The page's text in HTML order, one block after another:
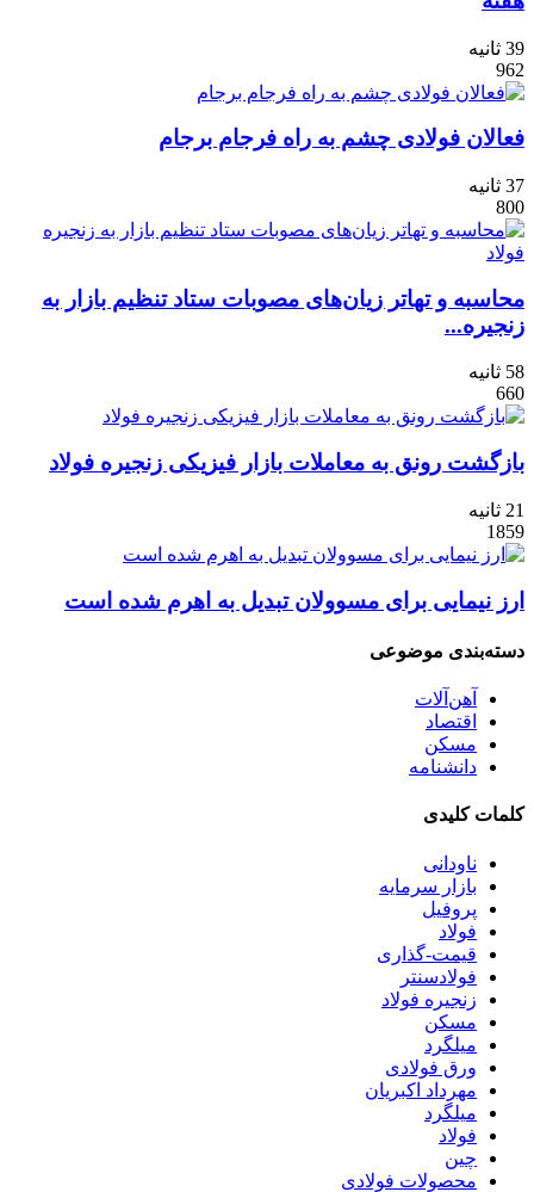
39 ثانیه
962
فعالان فولادی چشم به راه فرجام برجام
37 ثانیه
800
محاسبه و تهاتر زیان‌های مصوبات ستاد تنظیم بازار به
زنجیره...
58 ثانیه
660
بازگشت رونق به معاملات بازار فیزیکی زنجیره فولاد
21 ثانیه
1859
ارز نیمایی برای مسوولان تبدیل به اهرم شده است
دسته‌بندی موضوعی
آهن‌آلات
اقتصاد
مسکن
دانشنامه
کلمات کلیدی
ناودانی
بازار سرمایه
پروفیل
فولاد
قیمت-گذاری
فولادسنتر
زنجیره فولاد
مسکن
میلگرد
ورق فولادی
مهرداد اکبریان
میلگرد
فولاد
چین
محصولات فولادی